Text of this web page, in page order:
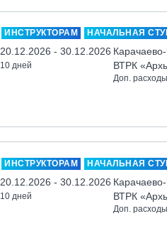
ИНСТРУКТОРАМ НАЧАЛЬНАЯ
20.12.2026 - 30.12.2026
10 дней
Карачаево-
ВТРК
Доп. расходы
ИНСТРУКТОРАМ НАЧАЛЬНАЯ
20.12.2026 - 30.12.2026
10 дней
Карачаево-
ВТРК
Доп. расходы